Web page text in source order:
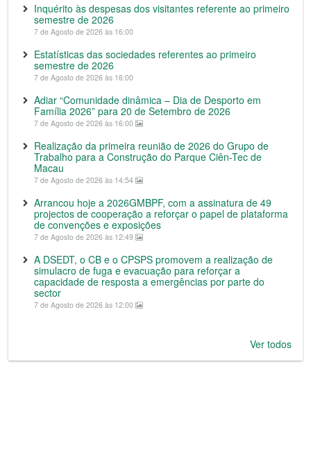
Inquérito às despesas dos visitantes referente ao primeiro
semestre de 2026
7 de Agosto de 2026 às 16:00
Estatísticas das sociedades referentes ao primeiro
semestre de 2026
7 de Agosto de 2026 às 16:00
Adiar “Comunidade dinâmica – Dia de Desporto em
Família 2026” para 20 de Setembro de 2026
7 de Agosto de 2026 às 16:00
Realização da primeira reunião de 2026 do Grupo de
Trabalho para a Construção do Parque Ciên-Tec de
Macau
7 de Agosto de 2026 às 14:54
Arrancou hoje a 2026GMBPF, com a assinatura de 49
projectos de cooperação a reforçar o papel de plataforma
de convenções e exposições
7 de Agosto de 2026 às 12:49
A DSEDT, o CB e o CPSPS promovem a realização de
simulacro de fuga e evacuação para reforçar a
capacidade de resposta a emergências por parte do
sector
7 de Agosto de 2026 às 12:00
Ver todos